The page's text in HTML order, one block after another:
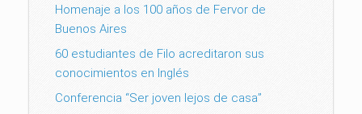
Homenaje a los 100 años de Fervor de
Buenos Aires
60 estudiantes de Filo acreditaron sus
conocimientos en Inglés
Conferencia “Ser joven lejos de casa”